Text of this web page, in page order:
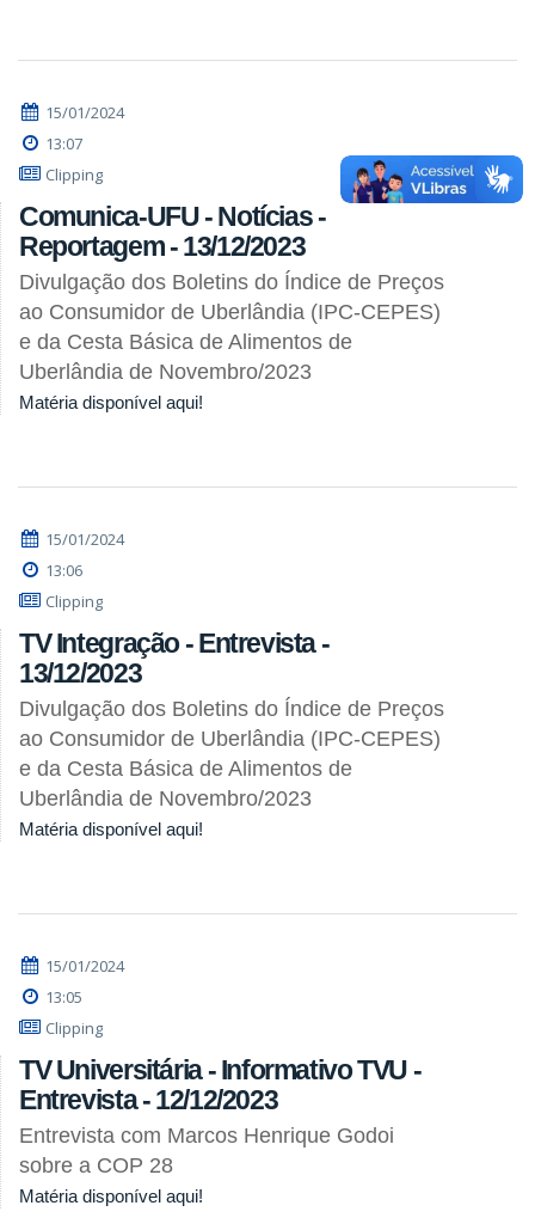
15/01/2024
13:07
Clipping
Comunica-UFU - Notícias -
Reportagem - 13/12/2023
Divulgação dos Boletins do Índice de Preços
ao Consumidor de Uberlândia (IPC-CEPES)
e da Cesta Básica de Alimentos de
Uberlândia de Novembro/2023
Matéria disponível aqui!
15/01/2024
13:06
Clipping
TV Integração - Entrevista -
13/12/2023
Divulgação dos Boletins do Índice de Preços
ao Consumidor de Uberlândia (IPC-CEPES)
e da Cesta Básica de Alimentos de
Uberlândia de Novembro/2023
Matéria disponível aqui!
15/01/2024
13:05
Clipping
TV Universitária - Informativo TVU -
Entrevista - 12/12/2023
Entrevista com Marcos Henrique Godoi
sobre a COP 28
Matéria disponível aqui!